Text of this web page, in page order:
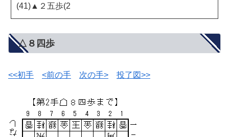
(41)▲２五歩(2
△８四歩
<<初手 <前の手 次の手> 投了図>>